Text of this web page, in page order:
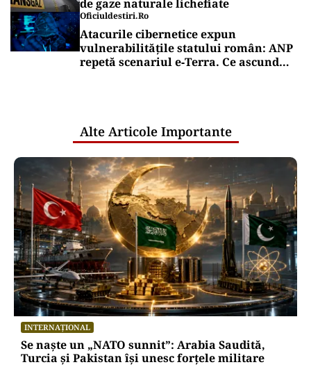
de gaze naturale lichefiate
Oficiuldestiri.ro
Atacurile cibernetice expun
vulnerabilitățile statului român: ANP
repetă scenariul e‑Terra. Ce ascund
Alte Articole Importante
INTERNAȚIONAL
Se naște un „NATO sunnit”: Arabia Saudită,
Turcia și Pakistan își unesc forțele militare